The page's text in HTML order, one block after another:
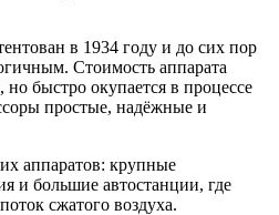
в 1934 году и до сих пор
Стоимость аппарата
быстро окупается в процессе
простые, надёжные и
аппаратов: крупные
и большие автостанции, где
сжатого воздуха.